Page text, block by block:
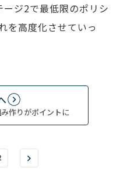
ージ2で最低限のポリシ
を高度化させていっ
作りがポイントに